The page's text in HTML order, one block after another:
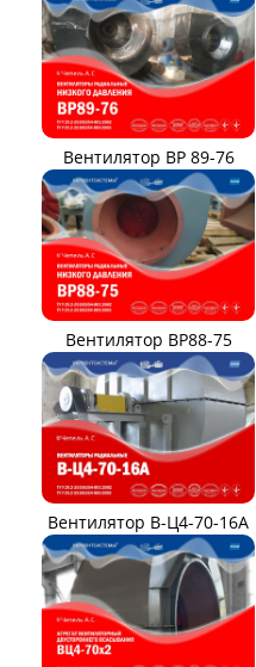
Вентилятор ВР 89-76
Вентилятор ВР88-75
Вентилятор В-Ц4-70-16А